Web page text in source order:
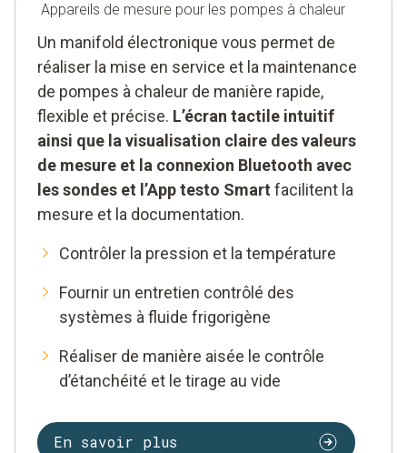
Appareils de mesure pour les pompes à chaleur
Un manifold électronique vous permet de
réaliser la mise en service et la maintenance
de pompes à chaleur de manière rapide,
flexible et précise. L’écran tactile intuitif
ainsi que la visualisation claire des valeurs
de mesure et la connexion Bluetooth avec
les sondes et l’App testo Smart facilitent la
mesure et la documentation.
Contrôler la pression et la température
Fournir un entretien contrôlé des
systèmes à fluide frigorigène
Réaliser de manière aisée le contrôle
d’étanchéité et le tirage au vide
En savoir plus